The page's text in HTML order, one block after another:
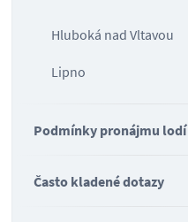
Hluboká nad Vltavou
Lipno
Podmínky pronájmu lodí
Často kladené dotazy